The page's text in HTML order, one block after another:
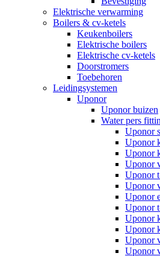
Elektrische verwarming
Boilers & cv-ketels
Keukenboilers
Elektrische boilers
Elektrische cv-ketels
Doorstromers
Toebehoren
Leidingsystemen
Uponor
Uponor buizen
Water pers
Uponor
Uponor
Uponor
Uponor
Uponor
Uponor
Uponor
Uponor
Uponor
Uponor
Uponor
Uponor